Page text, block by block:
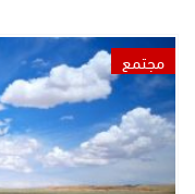
مجتمع